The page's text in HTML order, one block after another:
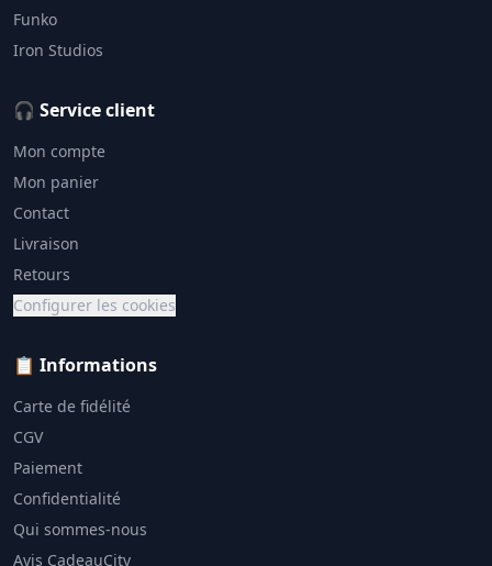
Funko
Iron Studios
🎧 Service client
Mon compte
Mon panier
Contact
Livraison
Retours
Configurer les cookies
📋 Informations
Carte de fidélité
CGV
Paiement
Confidentialité
Qui sommes-nous
Avis CadeauCity